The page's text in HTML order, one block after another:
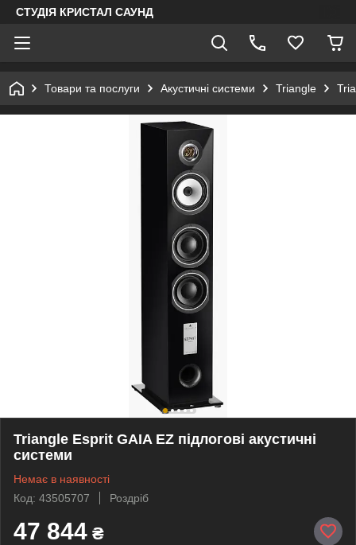
СТУДІЯ КРИСТАЛ САУНД
Товари та послуги Акустичні системи Triangle
Triangle Esprit GAIA EZ підлогові акустичні
системи
Немає в наявності
Код: 43505707
Роздріб
47 844 ₴